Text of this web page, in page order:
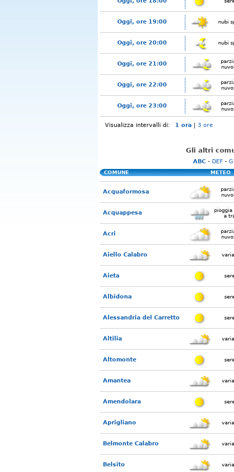
Oggi, ore 19:00 nubi
Oggi, ore 20:00 nubi
Oggi, ore 21:00
Oggi, ore 22:00
Oggi, ore 23:00
Visualizza intervalli di: 1 ora | 3 ore
Gli altri
ABC- DEF-
COMUNE METEO
Acquaformosa
Acquappesa
pioggia
a
Acri
Aiello Calabro
Aieta
Albidona
Alessandria del Carretto
Altilia
Altomonte
Amantea
Amendolara
Aprigliano
Belmonte Calabro
Belsito